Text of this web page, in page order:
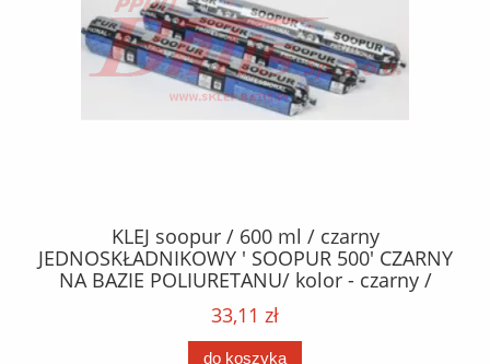
KLEJ soopur / 600 ml / czarny
JEDNOSKŁADNIKOWY ' SOOPUR 500' CZARNY
NA BAZIE POLIURETANU/ kolor - czarny /
karton 20 szt. / pistolet do kleju 307730 /
33,11 zł
do koszyka